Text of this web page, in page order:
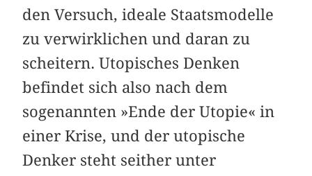
den Versuch, ideale Staatsmodelle
zu verwirklichen und daran zu
scheitern. Utopisches Denken
befindet sich also nach dem
sogenannten »Ende der Utopie« in
einer Krise, und der utopische
Denker steht seither unter